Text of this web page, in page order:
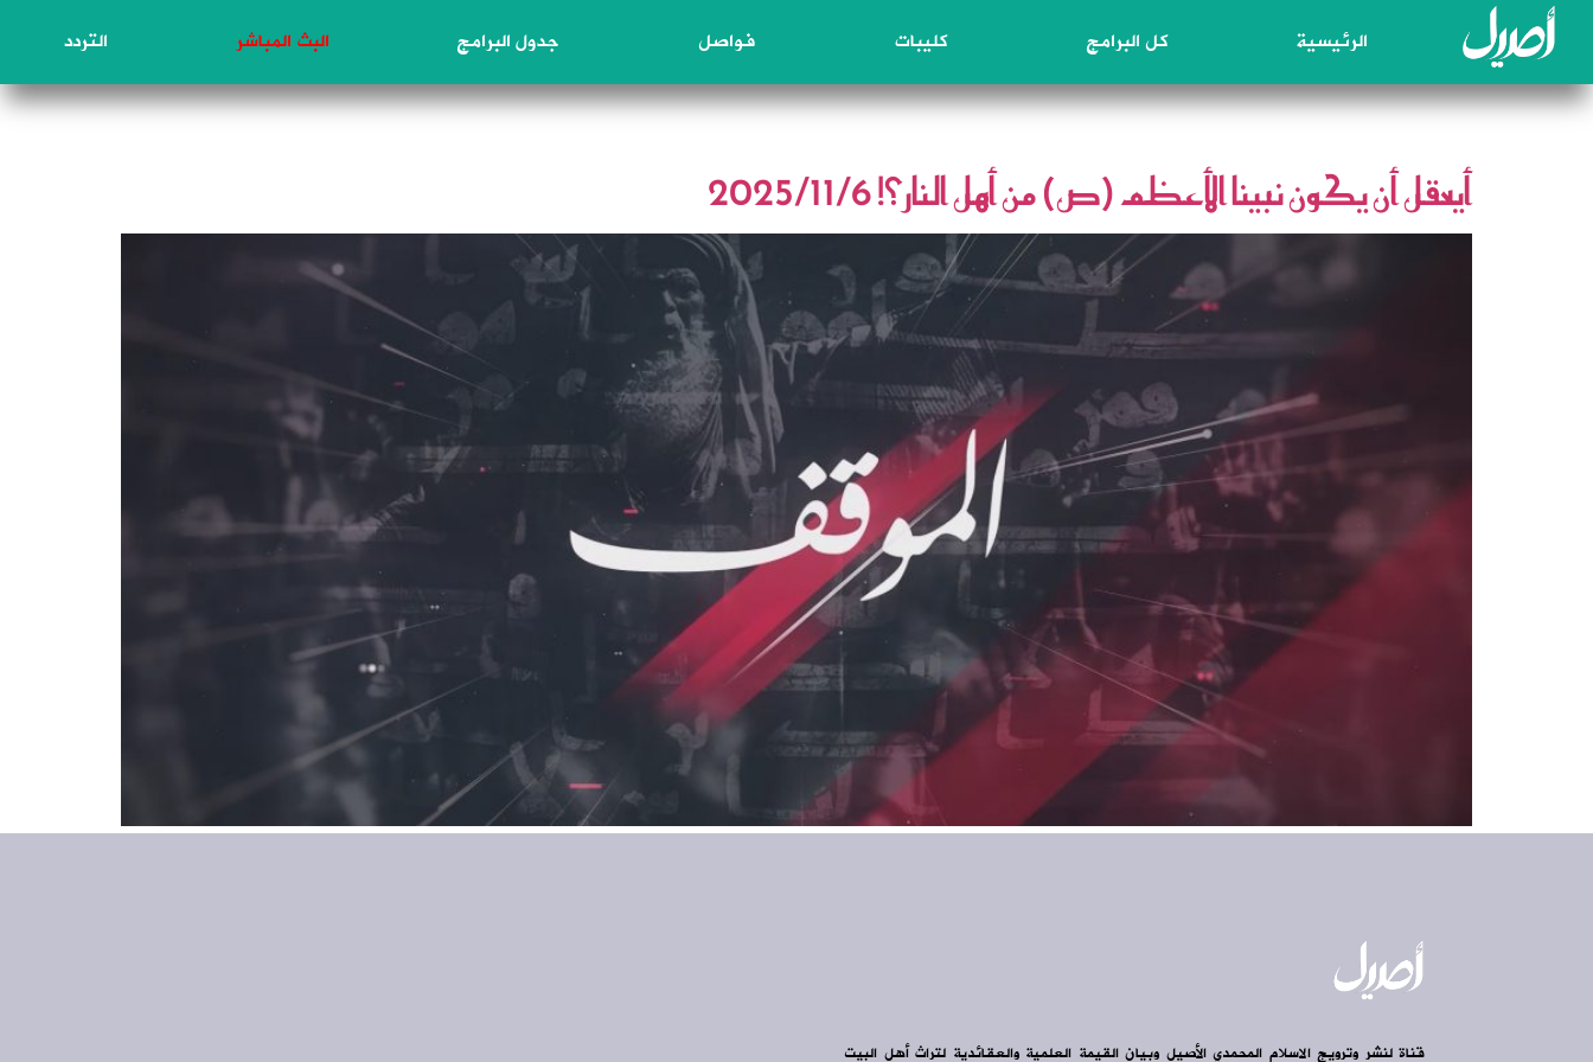
الرئيسية كل البرامج كليبات فواصل جدول البرامج البث المباشر التردد
اليوم:6 نوفمبر، 2025
أيعقل أن يكون نبينا الأعظم (ص) من أهل النار؟! 2025/11/6
قناة لنشر وترويج الاسلام المحمدي الأصيل وبيان القيمة العلمية والعقائدية لتراث أهل البيت